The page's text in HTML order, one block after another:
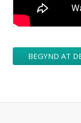
BEGYND AT